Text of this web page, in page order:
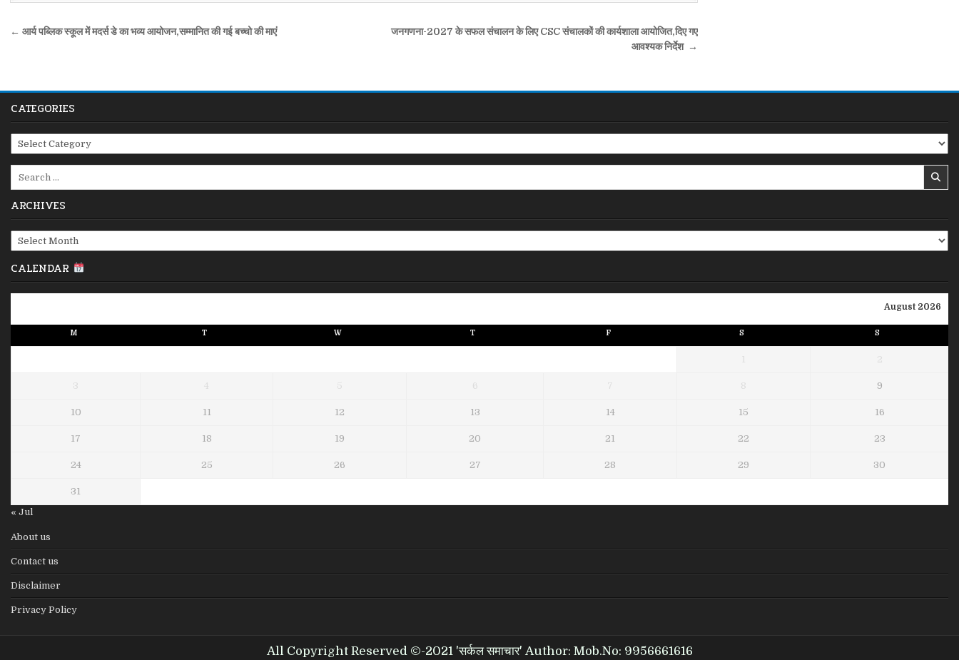
Post
जनगणना-2027 के सफल संचालन के लिए CSC संचालकों की कार्यशाला आयोजित,दिए गए
आवश्यक निर्देश →
← आर्य पब्लिक स्कूल में मदर्स डे का भव्य आयोजन,सम्मानित की गई बच्चो की माएं
CATEGORIES
Categories
ARCHIVES
Archives
CALENDAR
August 2026
M T W T F S S
1 2
3 4 5 6 7 8 9
10 11 12 13 14 15 16
17 18 19 20 21 22 23
24 25 26 27 28 29 30
31
« Jul
About us
Contact us
Disclaimer
Privacy Policy
All Copyright Reserved ©-2021 'सर्कल समाचार' Author: Mob.No: 9956661616